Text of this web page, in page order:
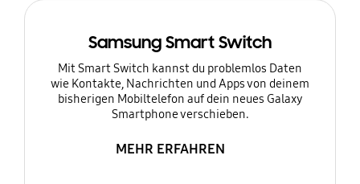
Samsung Smart Switch
Mit Smart Switch kannst du problemlos Daten
wie Kontakte, Nachrichten und Apps von deinem
bisherigen Mobiltelefon auf dein neues Galaxy
Smartphone verschieben.
MEHR ERFAHREN